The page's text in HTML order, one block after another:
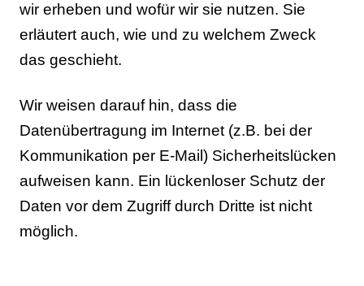
wir erheben und wofür wir sie nutzen. Sie
erläutert auch, wie und zu welchem Zweck
das geschieht.
Wir weisen darauf hin, dass die
Datenübertragung im Internet (z.B. bei der
Kommunikation per E-Mail) Sicherheitslücken
aufweisen kann. Ein lückenloser Schutz der
Daten vor dem Zugriff durch Dritte ist nicht
möglich.